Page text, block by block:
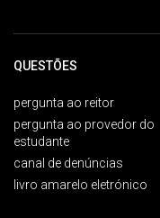
QUESTÕES
pergunta ao reitor
pergunta ao provedor do
estudante
canal de denúncias
livro amarelo eletrónico